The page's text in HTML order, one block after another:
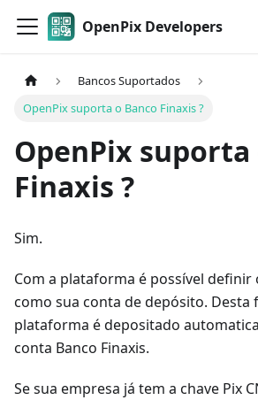
OpenPix Developers
Bancos Suportados
OpenPix suporta o Banco Finaxis ?
OpenPix suporta
Finaxis ?
Sim.
Com a plataforma é possível definir
como sua conta de depósito. Desta
plataforma é depositado
conta Banco Finaxis.
Se sua empresa já tem a chave Pix